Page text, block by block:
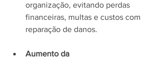
organização, evitando perdas
financeiras, multas e custos com
reparação de danos.
Aumento da